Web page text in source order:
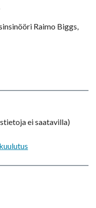
Raimo Biggs,
ei saatavilla)